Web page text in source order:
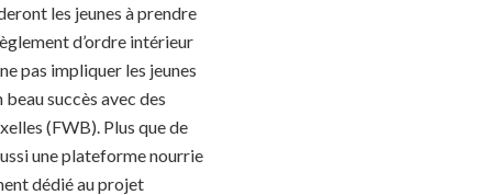
les jeunes à prendre
d’ordre intérieur
pas impliquer les jeunes
succès avec des
(FWB). Plus que de
une plateforme nourrie
dédié au projet